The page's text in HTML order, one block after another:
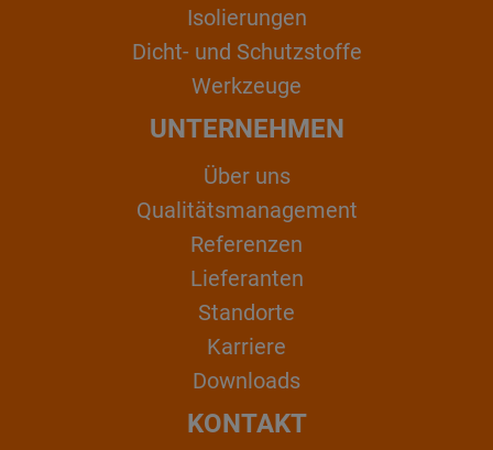
Isolierungen
Dicht- und Schutzstoffe
Werkzeuge
UNTERNEHMEN
Über uns
Qualitätsmanagement
Referenzen
Lieferanten
Standorte
Karriere
Downloads
KONTAKT